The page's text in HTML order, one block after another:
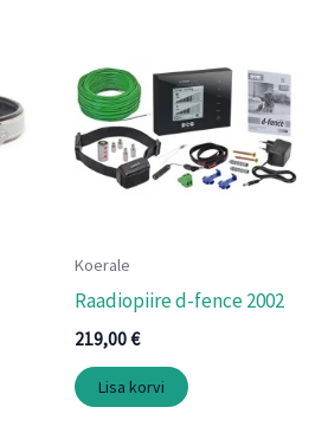
Koerale
Raadiopiire d-fence 2002
219,00€
Lisa korvi